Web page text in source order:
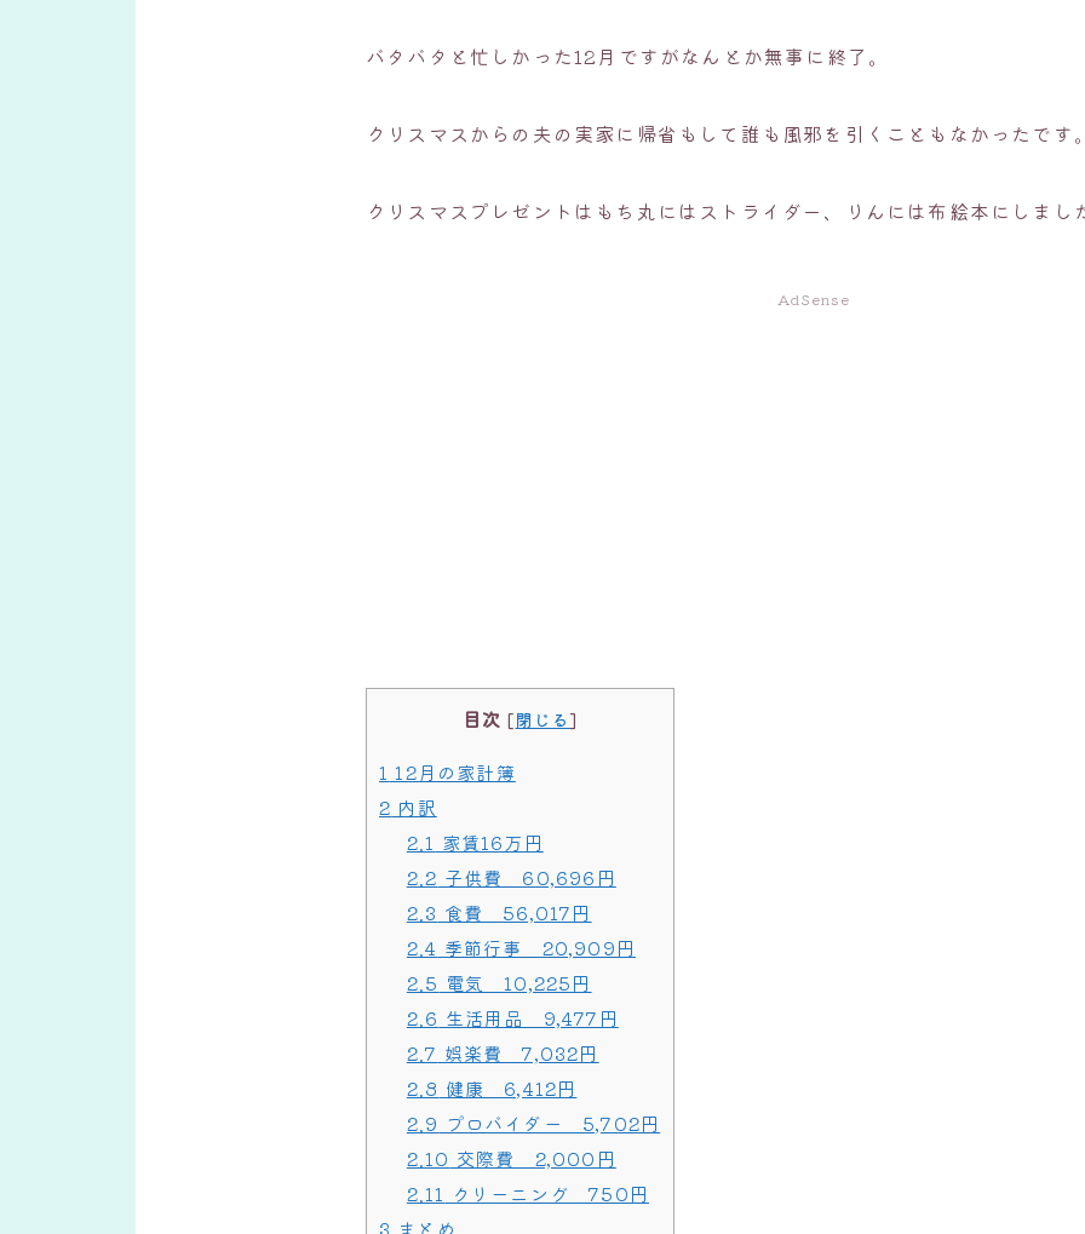
バタバタと忙しかった12月ですがなんとか無事に終了。
クリスマスからの夫の実家に帰省もして誰も風邪を引くこともなかったです
クリスマスプレゼントはもち丸にはストライダー、りんには布絵本にしまし
AdSense
目次 [閉じる]
1 12月の家計簿
2 内訳
2.1 家賃16万円
2.2 子供費 60,696円
2.3 食費 56,017円
2.4 季節行事 20,909円
2.5 電気 10,225円
2.6 生活用品 9,477円
2.7 娯楽費 7,032円
2.8 健康 6,412円
2.9 プロバイダー 5,702円
2.10 交際費 2,000円
2.11 クリーニング 750円
3 まとめ